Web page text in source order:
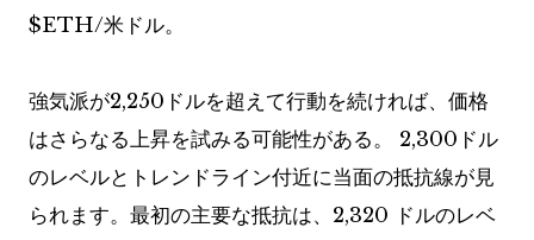
$ETH/米ドル。
強気派が2,250ドルを超えて行動を続ければ、価格
はさらなる上昇を試みる可能性がある。 2,300ドル
のレベルとトレンドライン付近に当面の抵抗線が見
られます。最初の主要な抵抗は、2,320 ドルのレベ